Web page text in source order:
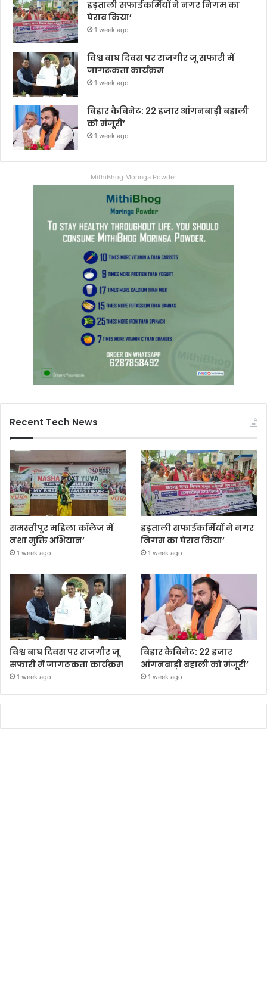
हड़ताली सफाईकर्मियों ने नगर निगम का
घेराव किया’
1 week ago
विश्व बाघ दिवस पर राजगीर जू सफारी में
जागरूकता कार्यक्रम
1 week ago
बिहार कैबिनेट: 22 हजार आंगनबाड़ी बहाली
को मंजूरी’
1 week ago
MithiBhog Moringa Powder
Recent Tech News
समस्तीपुर महिला कॉलेज में
नशा मुक्ति अभियान’
1 week ago
हड़ताली सफाईकर्मियों ने नगर
निगम का घेराव किया’
1 week ago
विश्व बाघ दिवस पर राजगीर जू
सफारी में जागरूकता कार्यक्रम
1 week ago
बिहार कैबिनेट: 22 हजार
आंगनबाड़ी बहाली को मंजूरी’
1 week ago